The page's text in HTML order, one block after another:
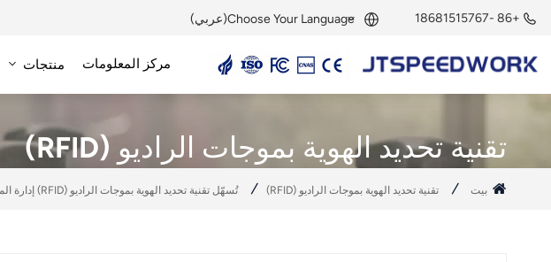
+86 -18681515767 Choose Your Language(عربي)
English
Français
Deutsch
مركز المعلومات منتجات
تقنية تحديد الهوية بموجات الراديو (RFID)
بيت تقنية تحديد الهوية بموجات الراديو (RFID) تُسهّل تقنية تحديد الهوية بموجات الراديو (RFID) إدارة المستودعات.